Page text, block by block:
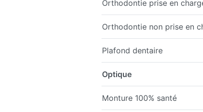
Orthodontie prise en
Orthodontie non prise en
Plafond dentaire
Optique
Monture 100% santé